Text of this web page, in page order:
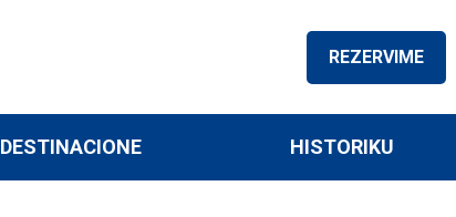
REZERVIME
DESTINACIONE HISTORIKU